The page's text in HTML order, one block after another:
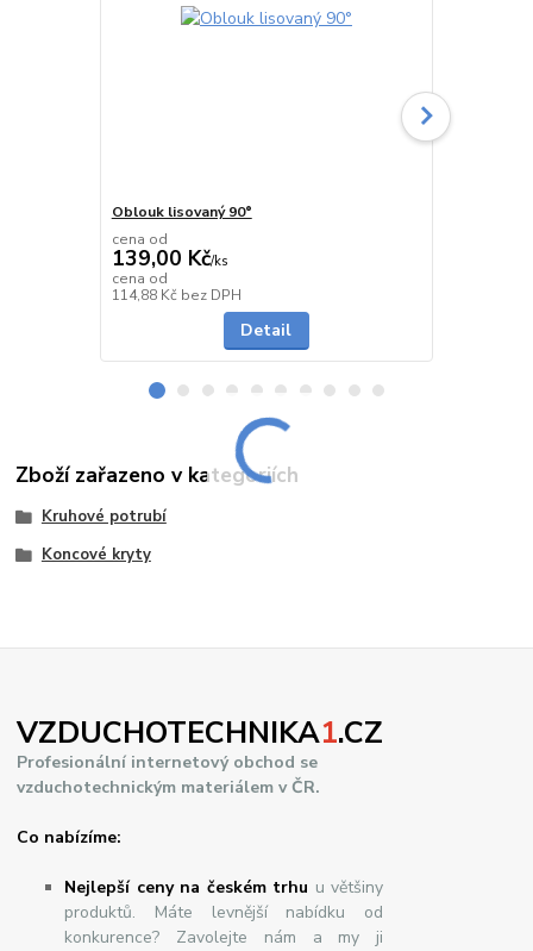
Oblouk lisovaný 90°
cena od
139,00 Kč/ks
cena od
114,88 Kč bez DPH
Detail
Zboží zařazeno v kategoriích
Kruhové potrubí
Koncové kryty
VZDUCHOTECHNIKA1.CZ
Profesionální internetový obchod se
vzduchotechnickým materiálem v ČR.
Co nabízíme:
Nejlepší ceny na českém trhu u většiny
produktů. Máte levnější nabídku od
konkurence? Zavolejte nám a my ji